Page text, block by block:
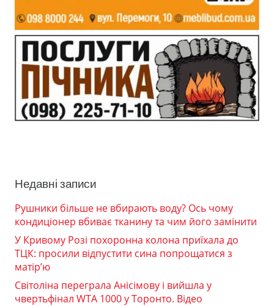
Недавні записи
Рушники більше не вбирають воду? Ось чому
кондиціонер вбиває тканину та чим його замінити
У Кривому Розі похоронна колона приїхала до
ТЦК: просили відпустити сина попрощатися з
матір’ю
Світоліна переграла Анісімову і вийшла у
чвертьфінал WTA 1000 у Торонто. Відео